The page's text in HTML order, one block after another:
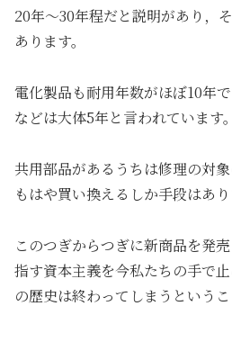
20年〜30年程だと説明があり，
あります。
電化製品も耐用年数がほぼ10年
などは大体5年と言われています。
共用部品があるうちは修理の対
もはや買い換えるしか手段はあり
このつぎからつぎに新商品を発
指す資本主義を今私たちの手で
の歴史は終わってしまうというこ